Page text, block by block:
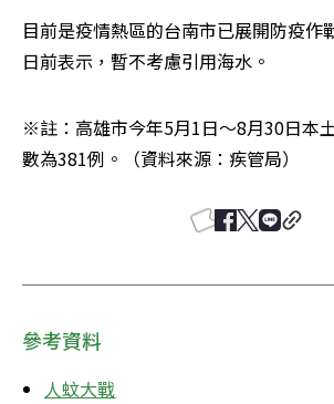
目前是疫情熱區的台南市已展開防疫作
日前表示，暫不考慮引用海水。
※註：高雄市今年5月1日～8月30日本
數為381例。（資料來源：疾管局）
參考資料
人蚊大戰